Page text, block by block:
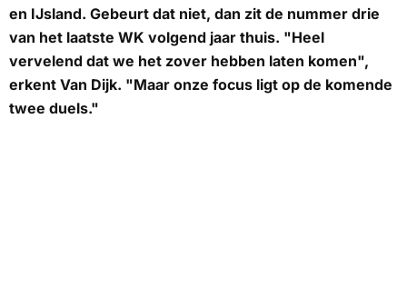
en IJsland. Gebeurt dat niet, dan zit de nummer drie
van het laatste WK volgend jaar thuis. "Heel
vervelend dat we het zover hebben laten komen",
erkent Van Dijk. "Maar onze focus ligt op de komende
twee duels."